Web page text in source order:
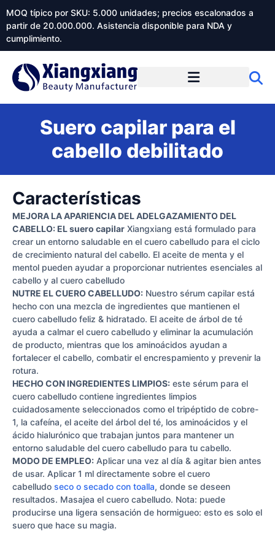
MOQ típico por SKU: 5.000 unidades; precios escalonados a
partir de 20.000.000. Asistencia disponible para NDA y
cumplimiento.
Suero capilar para el
cabello debilitado
Características
MEJORA LA APARIENCIA DEL ADELGAZAMIENTO DEL
CABELLO: EL suero capilar Xiangxiang está formulado para
crear un entorno saludable en el cuero cabelludo para el ciclo
de crecimiento natural del cabello. El aceite de menta y el
mentol pueden ayudar a proporcionar nutrientes esenciales al
cabello y al cuero cabelludo
NUTRE EL CUERO CABELLUDO: Nuestro sérum capilar está
hecho con una mezcla de ingredientes que mantienen el
cuero cabelludo feliz & hidratado. El aceite de árbol de té
ayuda a calmar el cuero cabelludo y eliminar la acumulación
de producto, mientras que los aminoácidos ayudan a
fortalecer el cabello, combatir el encrespamiento y prevenir la
rotura.
HECHO CON INGREDIENTES LIMPIOS: este sérum para el
cuero cabelludo contiene ingredientes limpios
cuidadosamente seleccionados como el tripéptido de cobre-
1, la cafeína, el aceite del árbol del té, los aminoácidos y el
ácido hialurónico que trabajan juntos para mantener un
entorno saludable del cuero cabelludo para tu cabello.
MODO DE EMPLEO: Aplicar una vez al día & agitar bien antes
de usar. Aplicar 1 ml directamente sobre el cuero
cabelludo seco o secado con toalla, donde se deseen
resultados. Masajea el cuero cabelludo. Nota: puede
producirse una ligera sensación de hormigueo: esto es solo el
suero que hace su magia.